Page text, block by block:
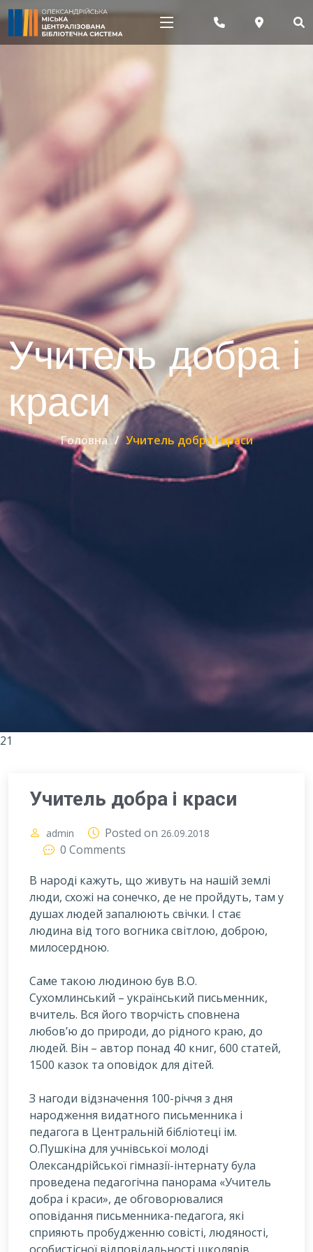
Учитель добра і
краси
Головна Учитель добра і краси
21
Учитель добра і краси
admin Posted on 26.09.2018
0 Comments
В народі кажуть, що живуть на нашій землі
люди, схожі на сонечко, де не пройдуть, там у
душах людей запалюють свічки. І стає
людина від того вогника світлою, доброю,
милосердною.
Саме такою людиною був В.О.
Сухомлинський – український письменник,
вчитель. Вся його творчість сповнена
любов’ю до природи, до рідного краю, до
людей. Він – автор понад 40 книг, 600 статей,
1500 казок та оповідок для дітей.
З нагоди відзначення 100-річчя з дня
народження видатного письменника і
педагога в Центральній бібліотеці ім.
О.Пушкіна для учнівської молоді
Олександрійської гімназії-інтернату була
проведена педагогічна панорама «Учитель
добра і краси», де обговорювалися
оповідання письменника-педагога, які
сприяють пробудженню совісті, людяності,